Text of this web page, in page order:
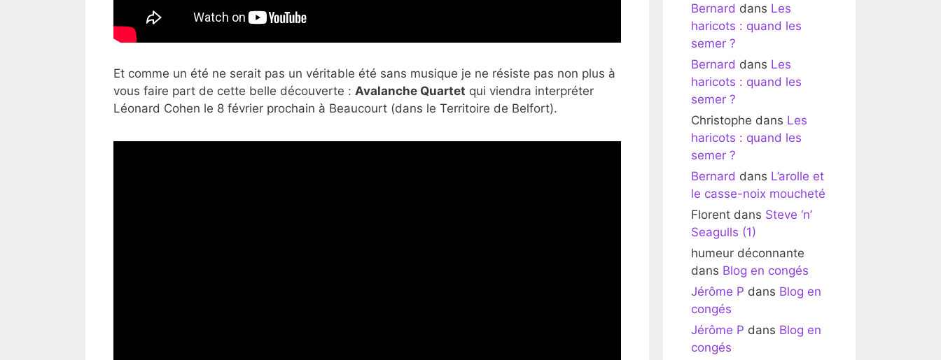
Et comme un été ne serait pas un véritable été sans musique je ne résiste pas non plus à
vous faire part de cette belle découverte : Avalanche Quartet qui viendra interpréter
Léonard Cohen le 8 février prochain à Beaucourt (dans le Territoire de Belfort).
Bernard dans Les
haricots : quand les
semer ?
Bernard dans Les
haricots : quand les
semer ?
Christophe dans Les
haricots : quand les
semer ?
Bernard dans L’arolle et
le casse-noix moucheté
Florent dans Steve ‘n’
Seagulls (1)
humeur déconnante
dans Blog en congés
Jérôme P dans Blog en
congés
Jérôme P dans Blog en
congés